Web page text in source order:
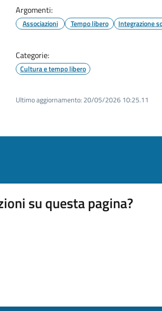
Argomenti:
Associazioni Tempo libero Integrazione
Categorie:
Cultura e tempo libero
Ultimo aggiornamento: 20/05/2026 10:25.11
su questa pagina?